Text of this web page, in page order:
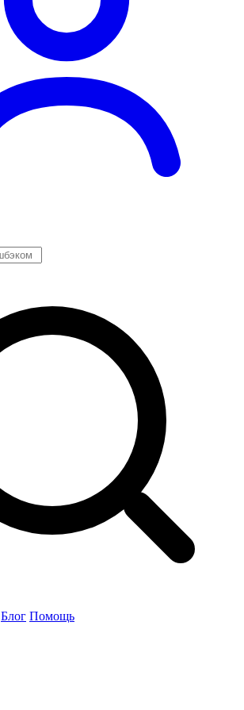
Блог Помощь